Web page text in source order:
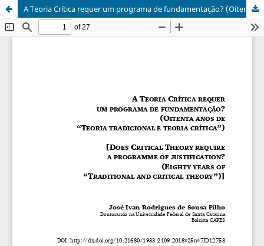
A Teoria Crítica requer um programa de fundamentação? (Oitenta anos de “Teoria Tradicional e Teoria Crítica”) [Does Critical Theory require a programme of justification? (Eighty years of "Traditional and critical theory")]